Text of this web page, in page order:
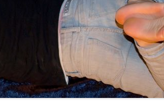
KINDERGARTEN / SCHULE
FREUNDSCHAFT
GEFÜHLE
MEIN KÖRPER
LERNEN / SACHBUCH
FANTASY
WIMMELBÜCHER
ACTIVITY